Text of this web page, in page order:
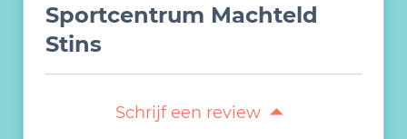
Sportcentrum Machteld
Stins
Schrijf een review